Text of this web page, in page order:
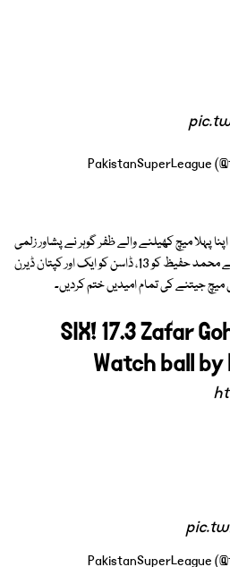
پہلا میچ کھیلنے والے ظفر گوہر نے پشاور زلمی
کے مڈل آرڈر کو اڑا کر رکھا دیا، انہوں نے محمد حفیظ کو 13، ڈاسن کو ایک اور کپتان ڈیرن
جیتنے کی تمام امیدیں ختم کردیں۔
SIX! 17.3 Zafar
Watch ball